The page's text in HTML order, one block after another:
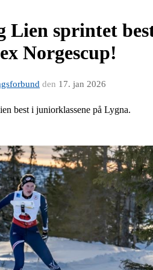
Lien sprintet
Norgescup!
den 17. jan 2026
best i juniorklassene på Lygna.